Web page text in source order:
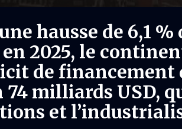
hausse de 6,1 %
2025, le
de financement
74 milliards USD,
et